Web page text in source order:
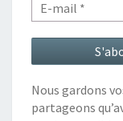
Nous gardons
partageons